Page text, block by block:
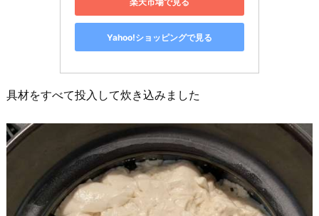
Yahoo!ショッピングで見る
具材をすべて投入して炊き込みました